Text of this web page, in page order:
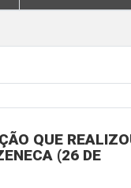
QUE
(26 DE